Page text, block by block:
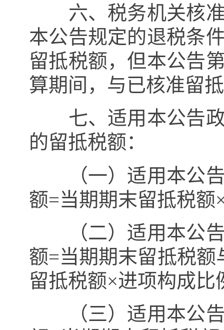
六、税务机关核准
本公告规定的退税条
留抵税额，但本公告
算期间，与已核准留
七、适用本公告政
的留抵税额：
（一）适用本公告
额=当期期末留抵税额
（二）适用本公告
额=当期期末留抵税额
留抵税额×进项构成比
（三）适用本公告